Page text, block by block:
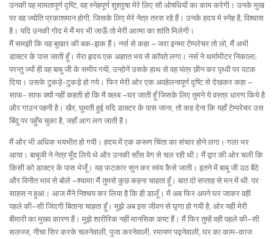
उनकी वह मामतापूर्ण दृष्टि, वह स्नेहपूर्ण शुश्रृषा मेरे लिए सौ ओषधियों का काम करेगी। उनके मुख
पर वह ज्योति प्रकाशमान होगी, जिसके लिए मेरे नेत्र तरस रहे हैं। उनके हदय मे स्नेह है, विश्वास
है। यदि उनकी गोद मे मैं मर भी जाऊँ तो मेरी आत्मा का शांति मिलेगी।
मैं समझी कि यह बुखार की बक-झक हैं। नर्स से कहा – जरा इनमा टेम्परेचर तो लो, मैं अभी
डाक्टर के पास जाती हूँ। मेरा हृदय एक अज्ञात भय से कॉपते लगा। नर्स ने थर्मामीटर निकाला;
परन्तु ज्यों ही वह बाबू जी के समीप गयी, उन्होनें उसके हाथ से वह यंत्र छीन कर पृथ्वी पर पटक
दिया। उसके टुकड़े-टुकड़े हो गये। फिर मेरी ओर एक अवहेलनापूर्ण दृष्टि से देखकर कहा –
साफ- साफ क्यों नहीं कहती हो कि मै क्लब –घर जाती हूँ जिसके लिए तुमने ये वस्त्र धारण किये है
और गाउन पहनी है। खैर, घूमती हुई यदि डाक्टर के पास जाना, तो कह देना कि यहाँ टेम्परेचर उस
बिंदु पर पहुँच चुका है, जहाँ आग लग जाती है।
मैं और भी अधिक भयभीत हो गयी। हदय में एक करूण चिंता का संचार होने लगा। गला भर
आया। बाबूजी ने नेत्र मूँद लिये थे और उनकी साँस वेग से चल रही थी। मैं द्वार की ओर चली कि
किसी को डाक्टर के पास भेजूँ। यह फटकार सुन कर स्वंय कैसे जाती। इतने में बाबू जी उठ बैठे
और विनीत भाव से बोले –श्यामा! मैं तुमसे कुछ कहना चाहता हूँ। बात दो सप्ताह से मन में थी: पर
साहस न हुआ। आज मैंने निश्चय कर लिया है कि ही डालूँ। में अब फिर अपने घर जाकर वही
पहले की–सी जिंदगी बिताना चाहता हूँ। मुझे अब इस जीवन से घृणा हो गयी है, ओर यही मेरी
बीमारी का मुख्य कारण हैं। मुझे शारीरिक नहीं मानसिक कष्ट हैं। मैं फिर तुम्हें वही पहले की–सी
सलज्ज, नीचा सिर करके चलनेवाली, पुजा करनेवाली, रमायण पढ़नेवाली, घर का काम-काज